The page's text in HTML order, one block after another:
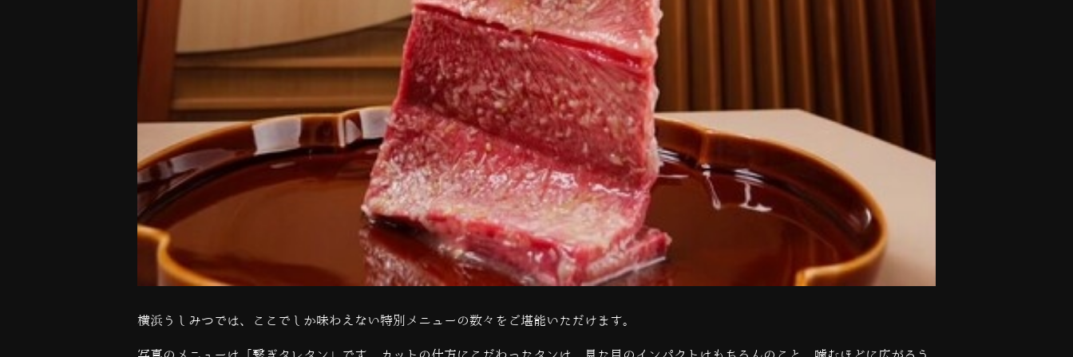
横浜うしみつでは、ここでしか味わえない特別メニューの数々をご堪能いただけます。